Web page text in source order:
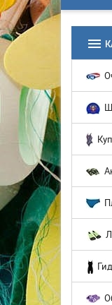
menu